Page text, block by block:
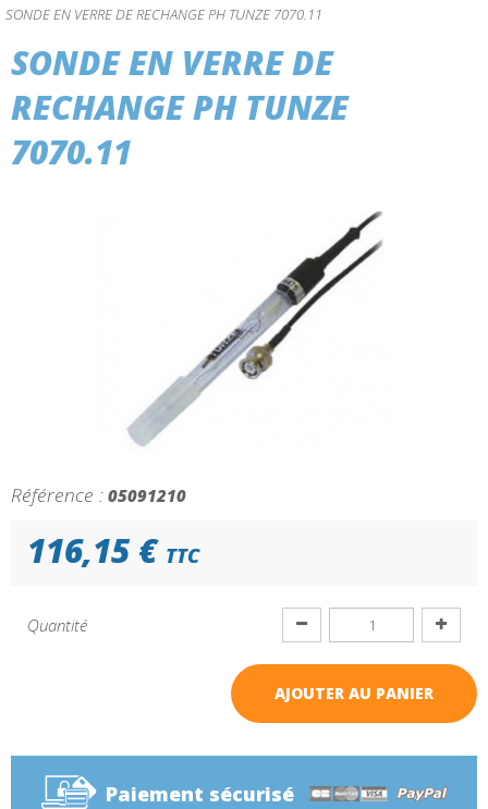
SONDE EN VERRE DE RECHANGE PH TUNZE 7070.11
SONDE EN VERRE DE
RECHANGE PH TUNZE
7070.11
Référence : 05091210
116,15 € TTC
Quantité
AJOUTER AU PANIER
Paiement sécurisé